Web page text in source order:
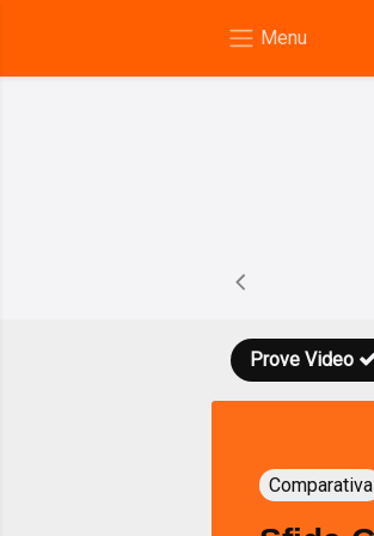
Prove Video
Comparativa